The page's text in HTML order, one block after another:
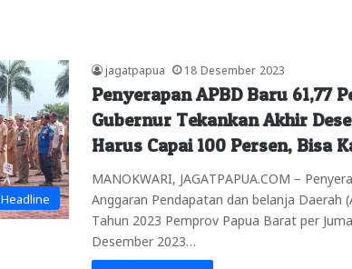
Headline
jagatpapua 18 Desember 2023
Penyerapan APBD Baru 61,77
Gubernur Tekankan Akhir
Harus Capai 100 Persen, Bisa
MANOKWARI, JAGATPAPUA.COM –
Anggaran Pendapatan dan belanja Daerah
Tahun 2023 Pemprov Papua Barat per
Desember 2023…